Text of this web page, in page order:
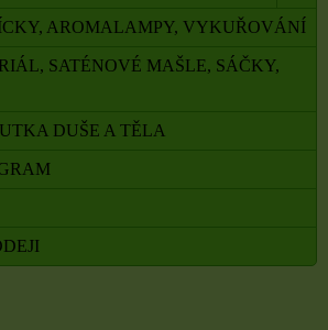
AROMALAMPY, VYKUŘOVÁNÍ
SATÉNOVÉ MAŠLE, SÁČKY,
DUŠE A TĚLA